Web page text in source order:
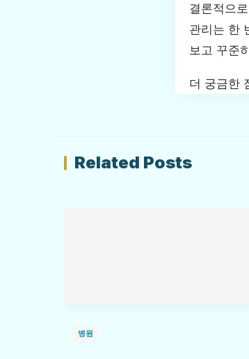
결론적으
관리는 한
보고 꾸준
더 궁금한
Related Posts
병원